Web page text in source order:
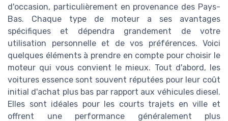
d'occasion, particulièrement en provenance des Pays-
Bas. Chaque type de moteur a ses avantages
spécifiques et dépendra grandement de votre
utilisation personnelle et de vos préférences. Voici
quelques éléments à prendre en compte pour choisir le
moteur qui vous convient le mieux. Tout d'abord, les
voitures essence sont souvent réputées pour leur coût
initial d'achat plus bas par rapport aux véhicules diesel.
Elles sont idéales pour les courts trajets en ville et
offrent une performance généralement plus